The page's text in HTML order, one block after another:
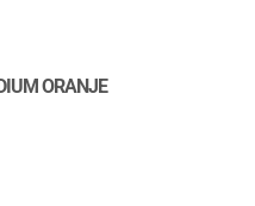
ORANJE